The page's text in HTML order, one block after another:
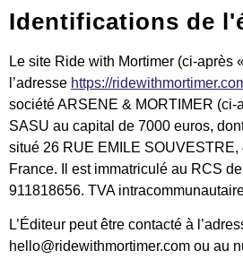
Identifications de
Le site Ride with Mortimer (ci-après
l’adresse https://
société ARSENE & MORTIMER (ci-
SASU au capital de 7000 euros,
situé 26 RUE EMILE
France. Il est immatriculé au RCS
911818656. TVA
L’Éditeur peut être contacté à
hello@ridewithmortimer.com ou au